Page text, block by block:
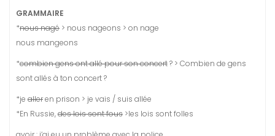
GRAMMAIRE
*nous nagé > nous nageons > on nage
nous mangeons
*combien gens ont allé pour son concert? > Combien de gens
sont allés à ton concert ?
*je alleren prison > je vais / suis allée
*En Russie,des lois sont fous >les lois sont folles